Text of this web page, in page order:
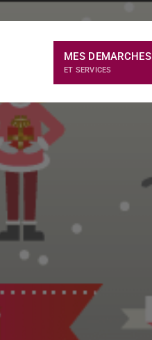
MES DEMARCHES
ET SERVICES